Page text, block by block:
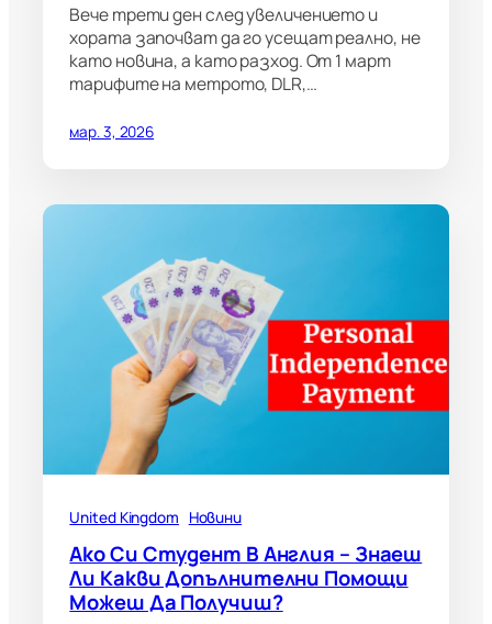
Вече трети ден след увеличението и
хората започват да го усещат реално, не
като новина, а като разход. От 1 март
тарифите на метрото, DLR,…
мар. 3, 2026
United Kingdom Новини
Ако Си Студент В Англия – Знаеш
Ли Какви Допълнителни Помощи
Можеш Да Получиш?